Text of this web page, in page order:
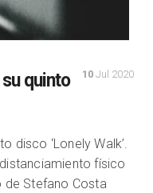
10 Jul 2020
quinto
disco ‘Lonely Walk’.
físico
de Stefano Costa